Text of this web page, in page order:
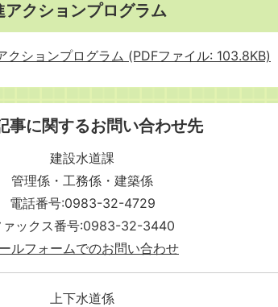
クションプログラム
クションプログラム (PDFファイル: 103.8KB)
事に関するお問い合わせ先
建設水道課
管理係・工務係・建築係
電話番号:0983-32-4729
ァックス番号:0983-32-3440
ルフォームでのお問い合わせ
上下水道係